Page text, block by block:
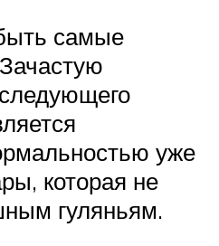
самые
уже
которая не
гуляньям.